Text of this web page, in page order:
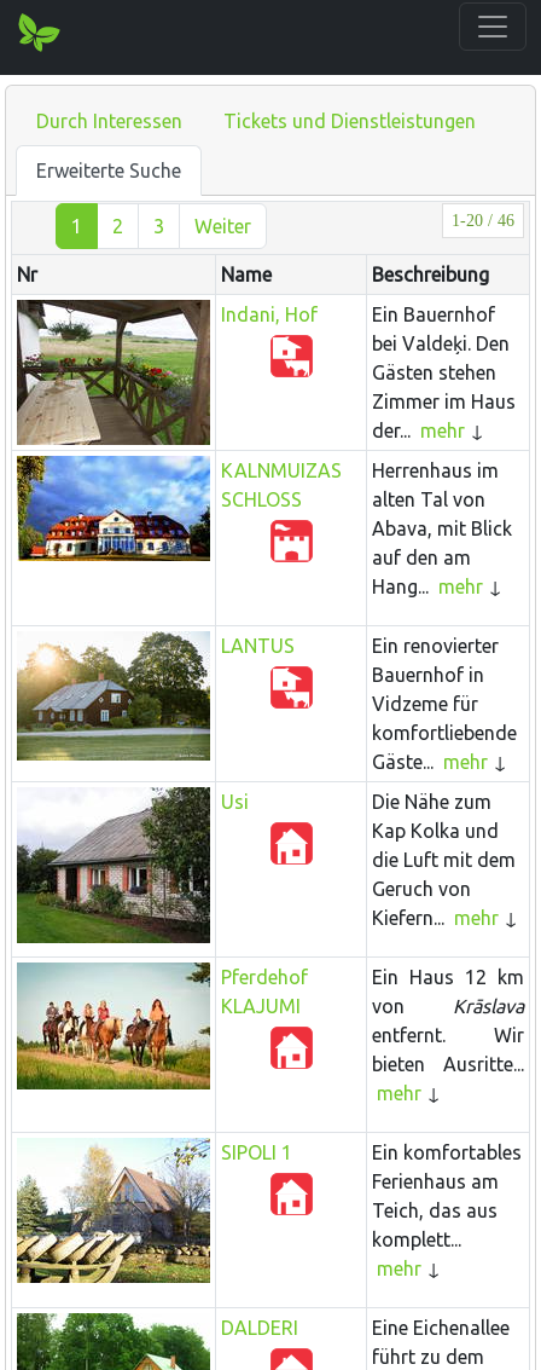
Durch Interessen Tickets und Dienstleistungen
Erweiterte Suche
1-20 / 46
1 2 3 Weiter
Nr Name
Beschreibung
Indani, Hof
Ein Bauernhof
bei Valdeķi. Den
Gästen stehen
Zimmer im Haus
der... mehr
KALNMUIZAS
SCHLOSS
Herrenhaus im
alten Tal von
Abava, mit Blick
auf den am
Hang... mehr
LANTUS
Ein renovierter
Bauernhof in
Vidzeme für
komfortliebende
Gäste... mehr
Usi
Die Nähe zum
Kap Kolka und
die Luft mit dem
Geruch von
Kiefern... mehr
Pferdehof
KLAJUMI
Ein Haus 12 km
von Krāslava
entfernt. Wir
bieten Ausritte...
mehr
SIPOLI 1
Ein komfortables
Ferienhaus am
Teich, das aus
komplett...
mehr
DALDERI
Eine Eichenallee
führt zu dem